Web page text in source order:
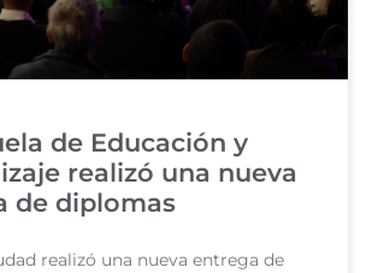
de Educación y
realizó una nueva
de diplomas
realizó una nueva entrega de